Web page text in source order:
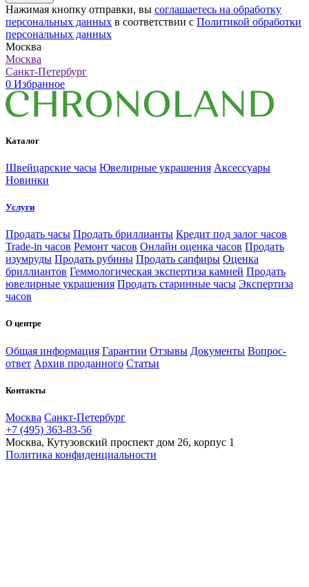
Нажимая кнопку отправки, вы соглашаетесь на обработку
персональных данных в соответствии с Политикой обработки
персональных данных
Москва
Москва
Санкт-Петербург
0 Избранное
Каталог
Швейцарские часы Ювелирные украшения Аксессуары
Новинки
Услуги
Продать часы Продать бриллианты Кредит под залог часов
Trade-in часов Ремонт часов Онлайн оценка часов Продать
изумруды Продать рубины Продать сапфиры Оценка
бриллиантов Геммологическая экспертиза камней Продать
ювелирные украшения Продать старинные часы Экспертиза
часов
О центре
Общая информация Гарантии Отзывы Документы Вопрос-
ответ Архив проданного Статьи
Контакты
Москва Санкт-Петербург
+7 (495) 363-83-56
Москва, Кутузовский проспект дом 26, корпус 1
Политика конфиденциальности